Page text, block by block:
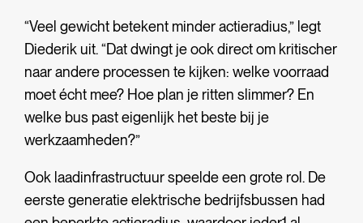
“Veel gewicht betekent minder actieradius,” legt
Diederik uit. “Dat dwingt je ook direct om kritischer
naar andere processen te kijken: welke voorraad
moet écht mee? Hoe plan je ritten slimmer? En
welke bus past eigenlijk het beste bij je
werkzaamheden?”
Ook laadinfrastructuur speelde een grote rol. De
eerste generatie elektrische bedrijfsbussen had